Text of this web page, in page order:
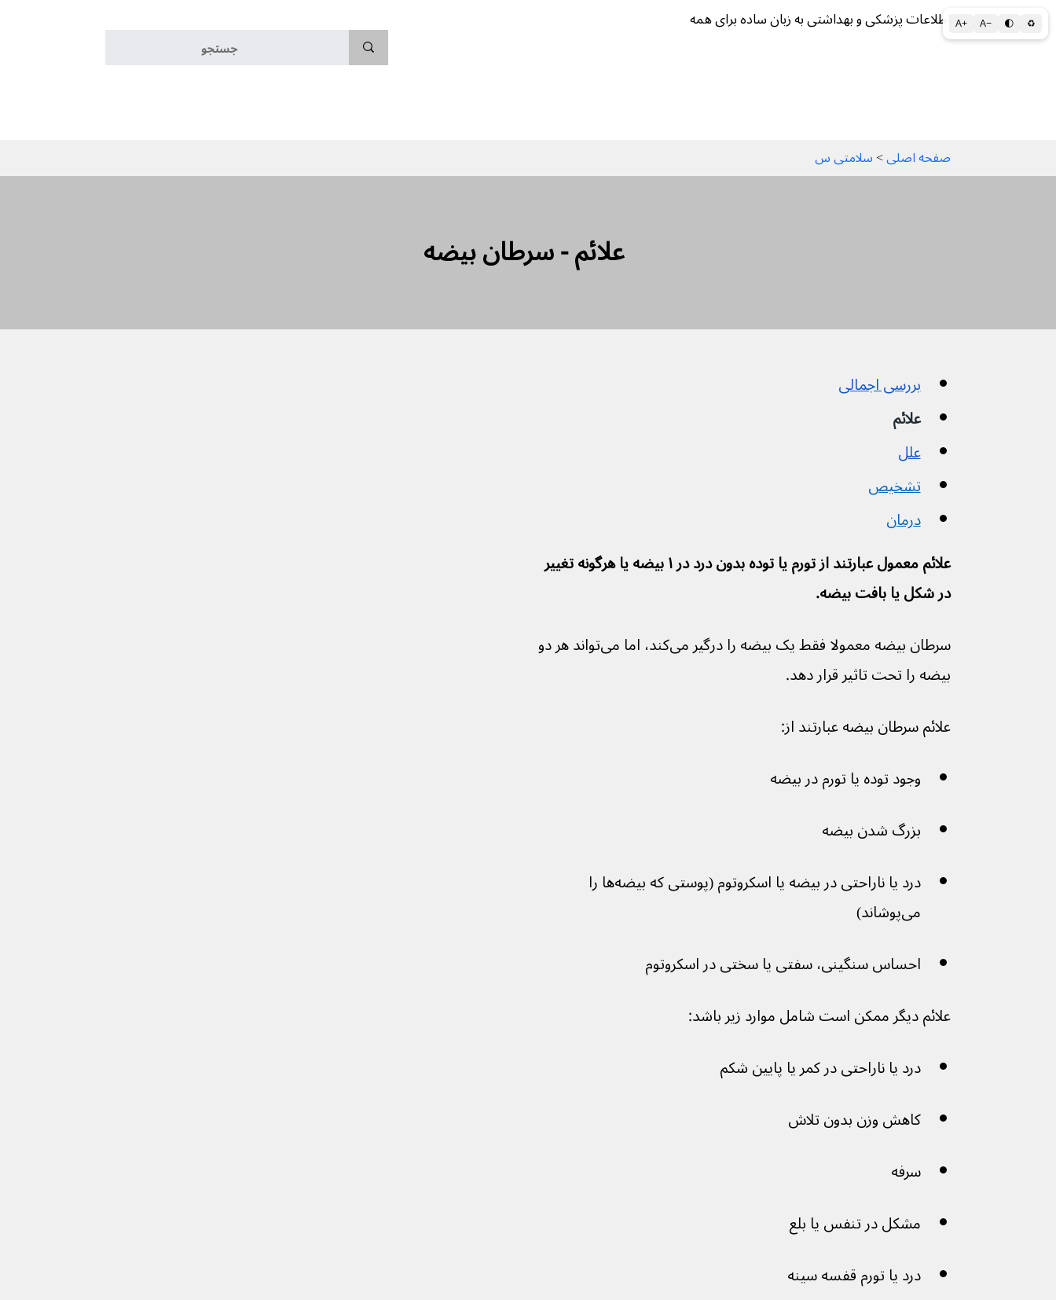
A+ A− 🌓 ♻ اطلاعات پزشکی و بهداشتی به زبان ساده برای همه
صفحه اصلی > سلامتی س
علائم - سرطان بیضه
بررسی اجمالی
علائم
علل
تشخیص
درمان
علائم معمول عبارتند از تورم یا توده بدون درد در ۱ بیضه یا هرگونه تغییر
در شکل یا بافت بیضه.
سرطان بیضه معمولا فقط یک بیضه را درگیر می‌کند، اما می‌تواند هر دو
بیضه را تحت تاثیر قرار دهد.
علائم سرطان بیضه عبارتند از:
وجود توده یا تورم در بیضه
بزرگ شدن بیضه
درد یا ناراحتی در بیضه یا اسکروتوم (پوستی که بیضه‌ها را
می‌پوشاند)
احساس سنگینی، سفتی یا سختی در اسکروتوم
علائم دیگر ممکن است شامل موارد زیر باشد:
درد یا ناراحتی در کمر یا پایین شکم
کاهش وزن بدون تلاش
سرفه
مشکل در تنفس یا بلع
درد یا تورم قفسه سینه